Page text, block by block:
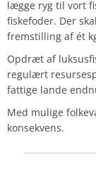
lægge ryg til vort
fiskefoder. Der
fremstilling af ét
Opdræt af
regulært
fattige lande
Med mulige
konsekvens.